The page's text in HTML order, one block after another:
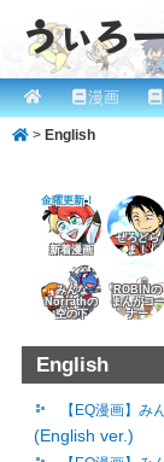
うぃろ
ROBINと
メ
イ
メ
イ
ン
コ
ン
テ
ン
ツ
サ
ブ
コ
ン
テ
ン
ツ
へ
漫画
> English
新着漫画
金曜更新！
ぜろどら
ま！
みんな
Norrathの
空の下
ROBINの
まんがコー
ナー
English
【EQ漫画】み
(English ver.)